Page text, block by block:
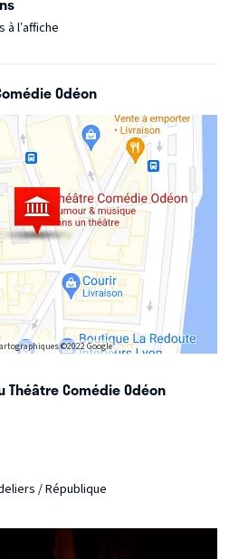
à la fois si naïf et si
l’affiche
Odéon
©2022 Google
Comédie Odéon
/ République